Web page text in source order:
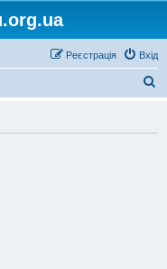
Вхід
Реєстрація